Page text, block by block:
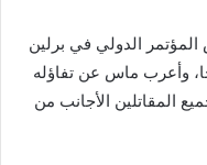
المؤتمر الدولي في برلين
وأعرب ماس عن تفاؤله
المقاتلين الأجانب من